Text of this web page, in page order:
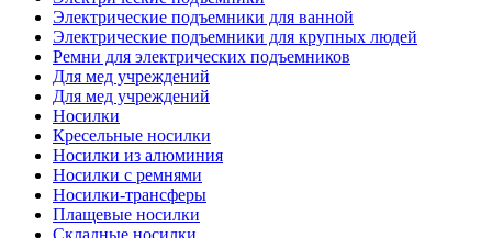
Электрические подъемники для ванной
Электрические подъемники для крупных людей
Ремни для электрических подъемников
Для мед учреждений
Для мед учреждений
Носилки
Кресельные носилки
Носилки из алюминия
Носилки с ремнями
Носилки-трансферы
Плащевые носилки
Складные носилки